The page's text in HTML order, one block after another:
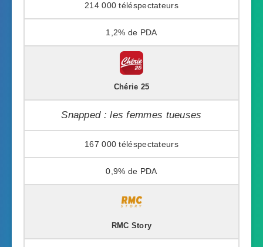
214 000
1,2%
Chérie 25
Snapped : les femmes tueuses
167 000
0,9%
RMC Story